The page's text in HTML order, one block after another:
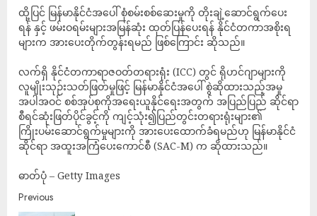
ထို့ပြင် မြန်မာနိုင်ငံအပေါ် စုံစမ်းစစ်ဆေးမှုကို တိုးချဲ့ဆောင်ရွက်ပေး
ရန် နှင့် ဖမ်းဝရမ်းများအမြန်ဆုံး ထုတ်ပြန်ပေးရန် နိုင်ငံတကာအစိုးရ
များက အားပေးတိုက်တွန်းရမည် ဖြစ်ကြောင်း ဆိုသည်။
လက်ရှိ နိုင်ငံတကာရာဇဝတ်တရားရုံး (ICC) တွင် ရိုဟင်ဂျာများကို
လူမျိုးသုဉ်းသတ်ဖြတ်မှုဖြင့် မြန်မာနိုင်ငံအပေါ် စွဲဆိုထားသည့်အမှု
အပါအဝင် စစ်အုပ်စုကိုအရေးယူနိုင်ရေးအတွက် အပြည်ပြည် ဆိုင်ရာ
စီရင်ဆုံးဖြတ်ပိုင်ခွင့်ကို ကျင့်သုံး၍ပြည်တွင်းတရားရုံးများ၏
ကြိုးပမ်းဆောင်ရွက်မှုများကို အားပေးထောက်ခံရမည်ဟု မြန်မာနိုင်ငံ
ဆိုင်ရာ အထူးအကြံပေးကောင်စီ (SAC-M) က ဆိုထားသည်။
ဓာတ်ပုံ – Getty Images
Previous